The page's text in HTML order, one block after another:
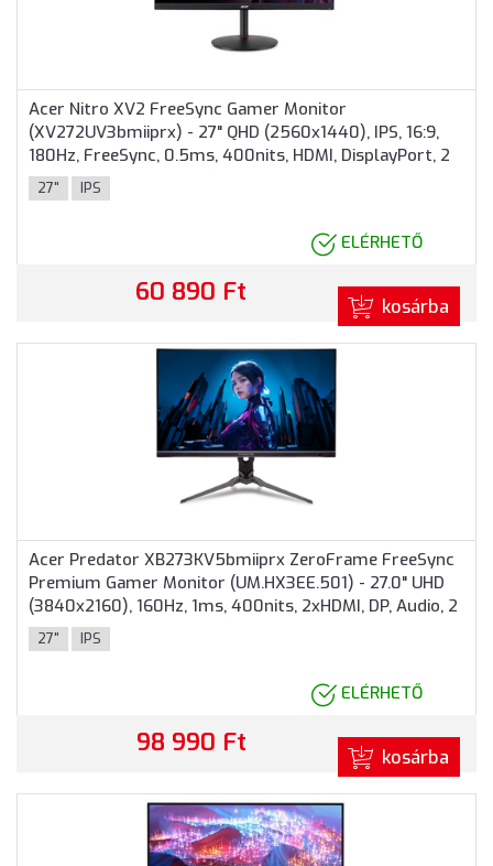
Acer Nitro XV2 FreeSync Gamer Monitor
(XV272UV3bmiiprx) - 27" QHD (2560x1440), IPS, 16:9,
180Hz, FreeSync, 0.5ms, 400nits, HDMI, DisplayPort, 2
év garancia, Fekete színben
27" IPS
ELÉRHETŐ
60 890 Ft kosárba
Acer Predator XB273KV5bmiiprx ZeroFrame FreeSync
Premium Gamer Monitor (UM.HX3EE.501) - 27.0" UHD
(3840x2160), 160Hz, 1ms, 400nits, 2xHDMI, DP, Audio, 2
év garancia, Fekete színben
27" IPS
ELÉRHETŐ
98 990 Ft kosárba